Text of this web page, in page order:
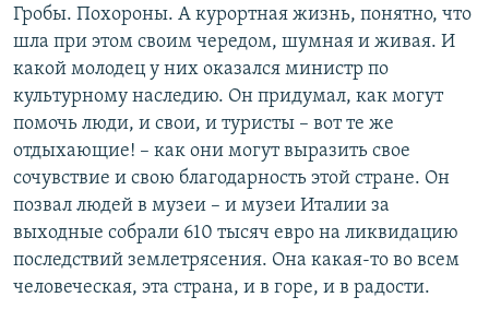
Гробы. Похороны. А курортная жизнь, понятно, что
шла при этом своим чередом, шумная и живая. И
какой молодец у них оказался министр по
культурному наследию. Он придумал, как могут
помочь люди, и свои, и туристы – вот те же
отдыхающие! – как они могут выразить свое
сочувствие и свою благодарность этой стране. Он
позвал людей в музеи – и музеи Италии за
выходные собрали 610 тысяч евро на ликвидацию
последствий землетрясения. Она какая-то во всем
человеческая, эта страна, и в горе, и в радости.